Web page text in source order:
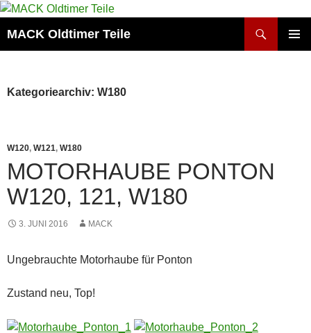
Zum
springen
MACK Oldtimer Teile
Kategoriearchiv: W180
W120, W121, W180
MOTORHAUBE PONTON
W120, 121, W180
3. JUNI 2016 MACK
Ungebrauchte Motorhaube für Ponton
Zustand neu, Top!